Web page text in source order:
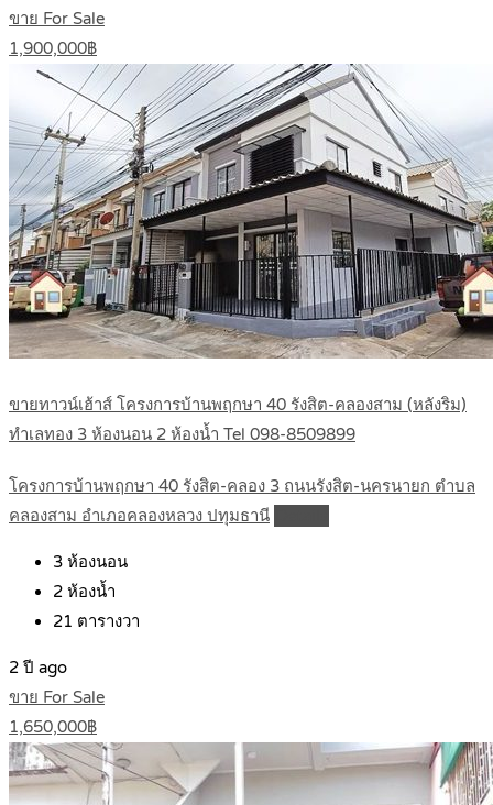
ขาย For Sale
1,900,000฿
ขายทาวน์เฮ้าส์ โครงการบ้านพฤกษา 40 รังสิต-คลองสาม (หลังริม)
ทำเลทอง 3 ห้องนอน 2 ห้องน้ำ Tel 098-8509899
โครงการบ้านพฤกษา 40 รังสิต-คลอง 3 ถนนรังสิต-นครนายก ตำบล
คลองสาม อำเภอคลองหลวง ปทุมธานี
3 ห้องนอน
2 ห้องน้ำ
21 ตารางวา
2 ปี ago
ขาย For Sale
1,650,000฿